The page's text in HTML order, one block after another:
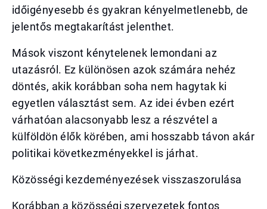
időigényesebb és gyakran kényelmetlenebb, de
jelentős megtakarítást jelenthet.
Mások viszont kénytelenek lemondani az
utazásról. Ez különösen azok számára nehéz
döntés, akik korábban soha nem hagytak ki
egyetlen választást sem. Az idei évben ezért
várhatóan alacsonyabb lesz a részvétel a
külföldön élők körében, ami hosszabb távon akár
politikai következményekkel is járhat.
Közösségi kezdeményezések visszaszorulása
Korábban a közösségi szervezetek fontos